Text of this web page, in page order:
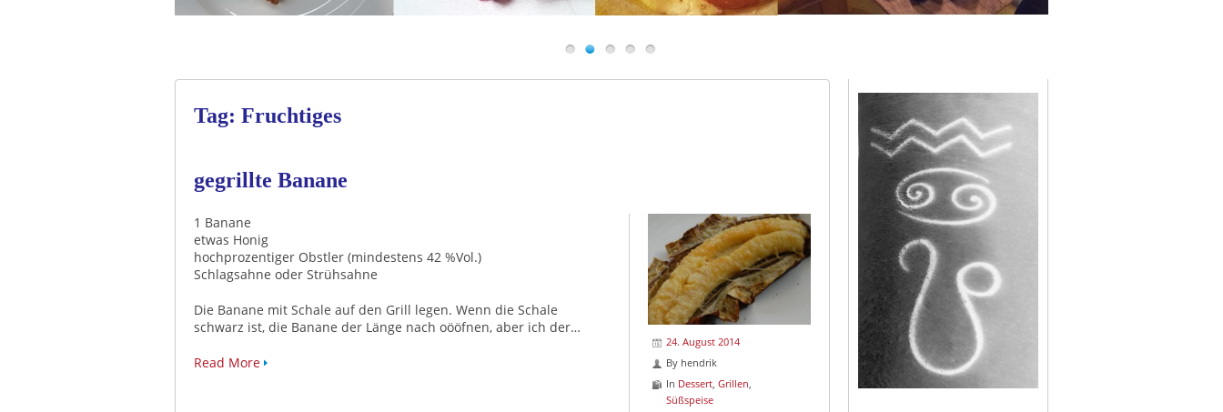
Tag: Fruchtiges
gegrillte Banane
24. August 2014
By hendrik
In Dessert ,Grillen
Süßspeise
1 Banane
etwas Honig
hochprozentiger Obstler (mindestens 42 %Vol.)
Schlagsahne oder Strühsahne
Die Banane mit Schale auf den Grill legen. Wenn die Schale
schwarz ist, die Banane der Länge nach oööfnen, aber ich der…
Read More